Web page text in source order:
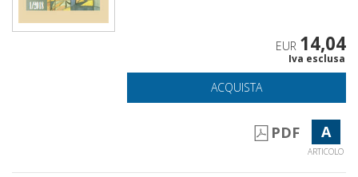
EUR 14,04
Iva esclusa
ACQUISTA
PDF A
ARTICOLO